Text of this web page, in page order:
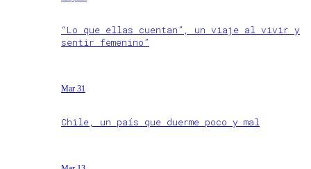
“Lo que ellas cuentan”, un viaje al vivir y
sentir femenino”
Mar 31
Chile, un país que duerme poco y mal